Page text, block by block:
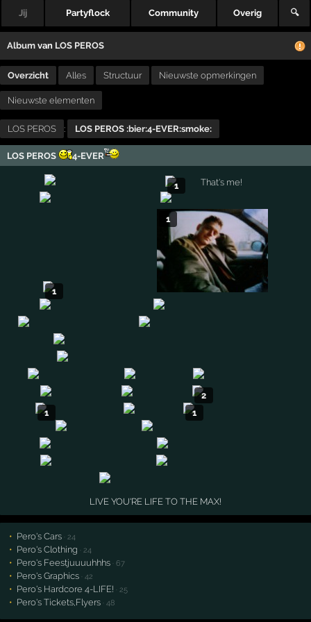
Jij Partyflock Community Overig 🔍
Album van LOS PEROS
Overzicht Alles Structuur Nieuwste opmerkingen
Nieuwste elementen
LOS PEROS : LOS PEROS :bier:4-EVER:smoke:
LOS PEROS 4-EVER
1
1
1
2
1
1
LIVE YOU'RE LIFE TO THE MAX!
Pero's Cars · 24
Pero's Clothing · 24
Pero's Feestjuuuuhhhs · 67
Pero's Graphics · 42
Pero's Hardcore 4-LIFE! · 25
Pero's Tickets,Flyers · 48